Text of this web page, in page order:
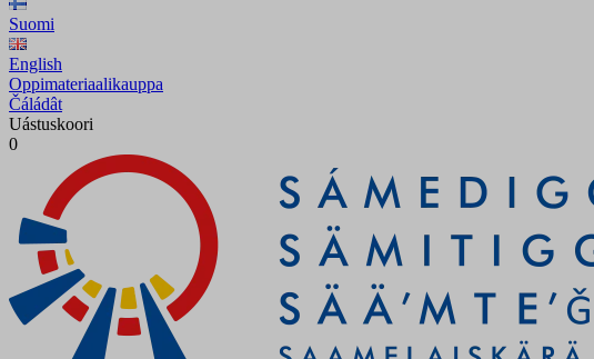
Suomi
English
Oppimateriaalikauppa
Čáládât
Uástuskoori
0